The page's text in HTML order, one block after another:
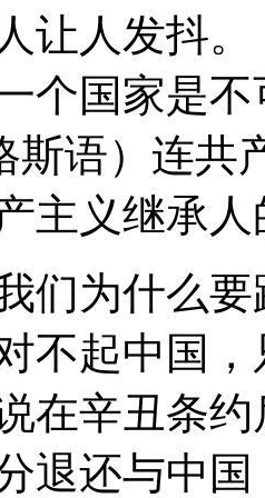
让人发抖
个国家是
斯语）连共
主义继承
们为什么
不起中国
在辛丑条
退还与中